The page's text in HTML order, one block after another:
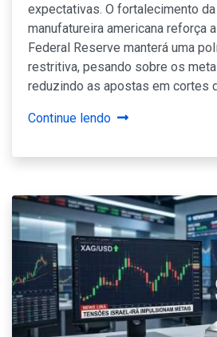
expectativas. O fortalecimento
manufatureira americana reforça
Federal Reserve manterá uma
restritiva, pesando sobre os
reduzindo as apostas em cortes
Continue lendo